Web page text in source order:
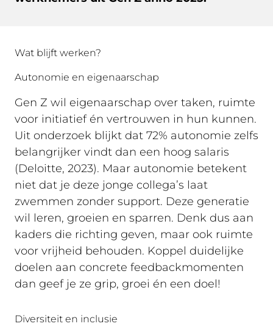
Wat blijft werken?
Autonomie en eigenaarschap
Gen Z wil eigenaarschap over taken, ruimte
voor initiatief én vertrouwen in hun kunnen.
Uit onderzoek blijkt dat 72% autonomie zelfs
belangrijker vindt dan een hoog salaris
(Deloitte, 2023). Maar autonomie betekent
niet dat je deze jonge collega’s laat
zwemmen zonder support. Deze generatie
wil leren, groeien en sparren. Denk dus aan
kaders die richting geven, maar ook ruimte
voor vrijheid behouden. Koppel duidelijke
doelen aan concrete feedbackmomenten
dan geef je ze grip, groei én een doel!
Diversiteit en inclusie